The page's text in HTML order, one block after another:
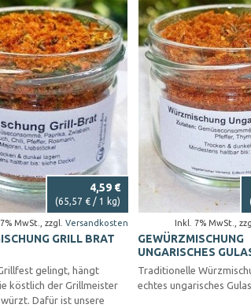
4,59 €
MwSt. zzgl. Versandkosten
(65,57 € / 1 kg)
GRILL BRAT
gelingt, hängt
köstlich der Grillmeister
Dafür ist unsere
Inkl. 7% MwSt.
GEWÜRZMISCHUNG
UNGARISCHES
Traditionelle
echtes ungarisches